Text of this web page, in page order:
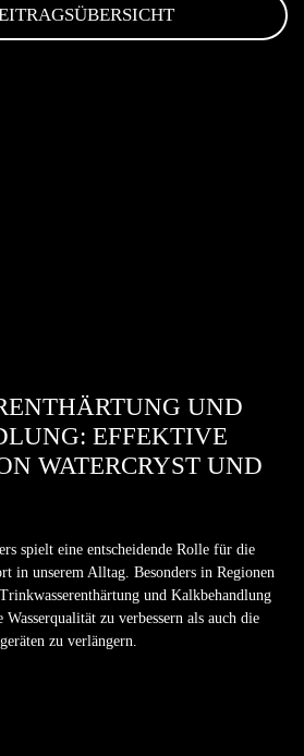
UND
EFFEKTIVE
WATERCRYST UND
spielt eine entscheidende Rolle für die
in unserem Alltag. Besonders in Regionen
und Kalkbehandlung
zu verbessern als auch die
zu verlängern.